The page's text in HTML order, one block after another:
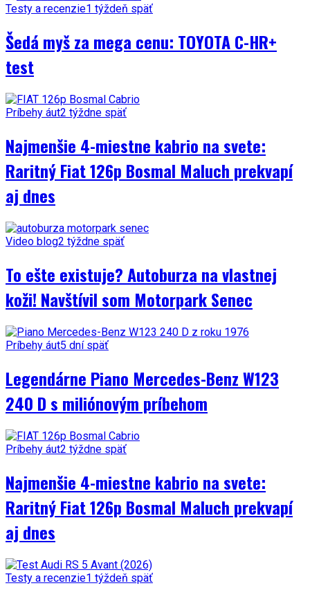
Testy a recenzie1 týždeň späť
Šedá myš za mega cenu: TOYOTA C-HR+
test
Príbehy áut2 týždne späť
Najmenšie 4-miestne kabrio na svete:
Raritný Fiat 126p Bosmal Maluch prekvapí
aj dnes
Video blog2 týždne späť
To ešte existuje? Autoburza na vlastnej
koži! Navštívil som Motorpark Senec
Príbehy áut5 dní späť
Legendárne Piano Mercedes-Benz W123
240 D s miliónovým príbehom
Príbehy áut2 týždne späť
Najmenšie 4-miestne kabrio na svete:
Raritný Fiat 126p Bosmal Maluch prekvapí
aj dnes
Testy a recenzie1 týždeň späť